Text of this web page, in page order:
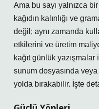
Ama bu sayı yalnızca
kağıdın kalınlığı ve
değil; aynı zamanda
etkilerini ve üretim
kağıt günlük
sunum dosyasında
yolda bırakabilir. İşte